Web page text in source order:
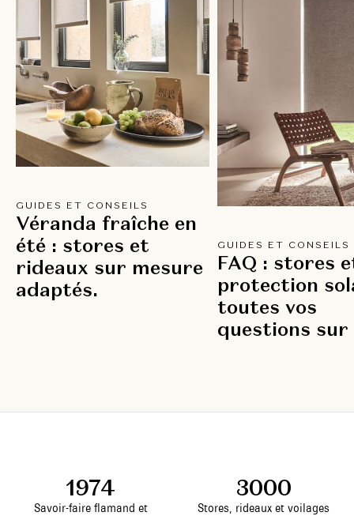
GUIDES ET CONSEILS
Véranda fraîche en
été : stores et
rideaux sur mesure
adaptés.
GUIDES ET CONSEILS
FAQ : stores
protection
toutes vos
questions sur
1974
Savoir-faire flamand et
3000
Stores, rideaux et voilages